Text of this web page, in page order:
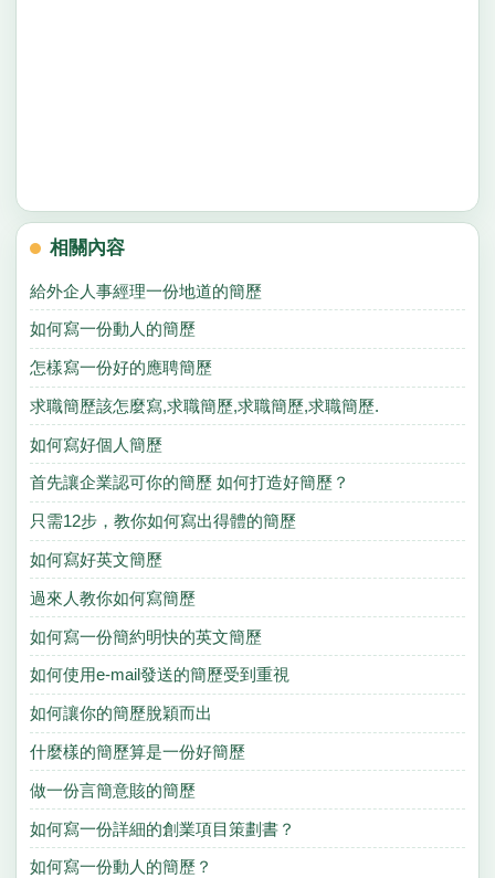
相關內容
給外企人事經理一份地道的簡歷
如何寫一份動人的簡歷
怎樣寫一份好的應聘簡歷
求職簡歷該怎麼寫,求職簡歷,求職簡歷,求職簡歷.
如何寫好個人簡歷
首先讓企業認可你的簡歷 如何打造好簡歷？
只需12步，教你如何寫出得體的簡歷
如何寫好英文簡歷
過來人教你如何寫簡歷
如何寫一份簡約明快的英文簡歷
如何使用e-mail發送的簡歷受到重視
如何讓你的簡歷脫穎而出
什麼樣的簡歷算是一份好簡歷
做一份言簡意賅的簡歷
如何寫一份詳細的創業項目策劃書？
如何寫一份動人的簡歷？